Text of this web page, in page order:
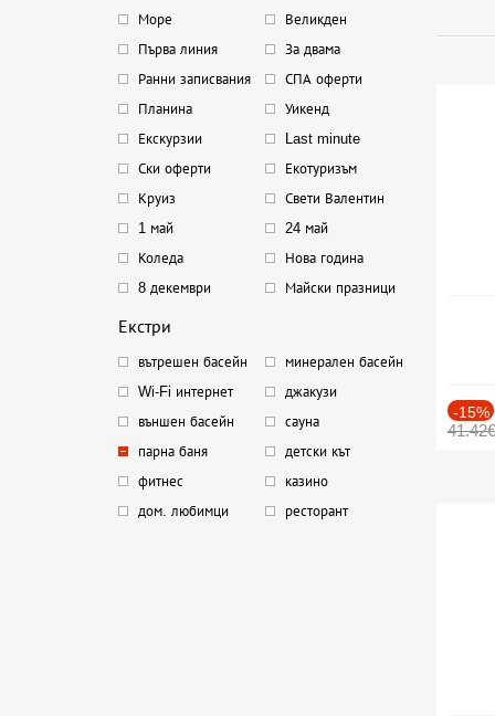
Море
Великден
Първа линия
За двама
Ранни записвания
СПА оферти
Планина
Уикенд
Екскурзии
Last minute
Ски оферти
Екотуризъм
Круиз
Свети Валентин
1 май
24 май
Коледа
Нова година
8 декември
Майски празници
Екстри
вътрешен басейн
минерален басейн
Wi-Fi интернет
джакузи
външен басейн
сауна
парна баня
детски кът
фитнес
казино
дом. любимци
ресторант
-15%
41.42€